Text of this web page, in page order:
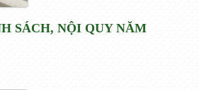
SÁCH, NỘI QUY NĂM